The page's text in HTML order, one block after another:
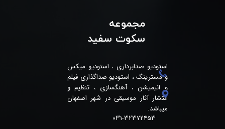
مجموعه
سکوت سفید
استودیو صدابرداری ، استودیو میکس
و مسترینگ ، استودیو صداگذاری فیلم
و انیمیشن ، آهنگسازی ، تنظیم و
انتشار آثار موسیقی در شهر اصفهان
میباشد.
031-32372453